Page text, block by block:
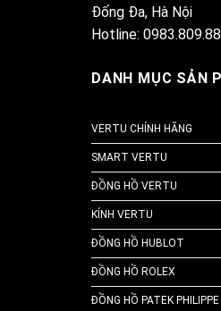
Đống Đa, Hà Nội
Hotline:
DANH MỤC SẢN
VERTU CHÍNH HÃNG
SMART VERTU
ĐỒNG HỒ VERTU
KÍNH VERTU
ĐỒNG HỒ HUBLOT
ĐỒNG HỒ ROLEX
ĐỒNG HỒ PATEK PHILIPPE